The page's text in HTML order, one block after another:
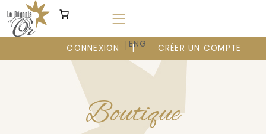
au
contenu
FR | ENG
CONNEXION CRÉER UN COMPTE
Boutique